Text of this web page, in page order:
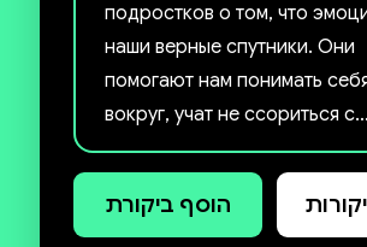
подростков о том, что
наши верные спутники. Они
помогают нам понимать
вокруг, учат не ссориться с
друзьями, быть
бережными к другим.
Книга написана в стиле
הוסף ביקורת